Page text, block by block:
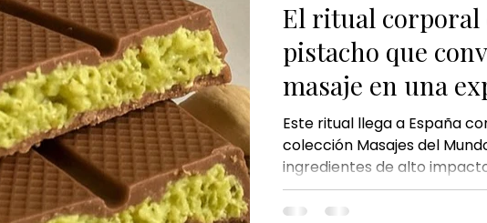
de matcha masaje con matcha kyoto matcha ritual
masaje de jengibre ritual de jengibre masaje corporal de
ritual de chocolate y pistacho cheque de regalo El regalo
El ritual corporal
pistacho que
masaje en una
premium
Este ritual llega a España
colección Masajes del
ingredientes de alto
cosmético, el pistacho y las
los tratamientos corporales